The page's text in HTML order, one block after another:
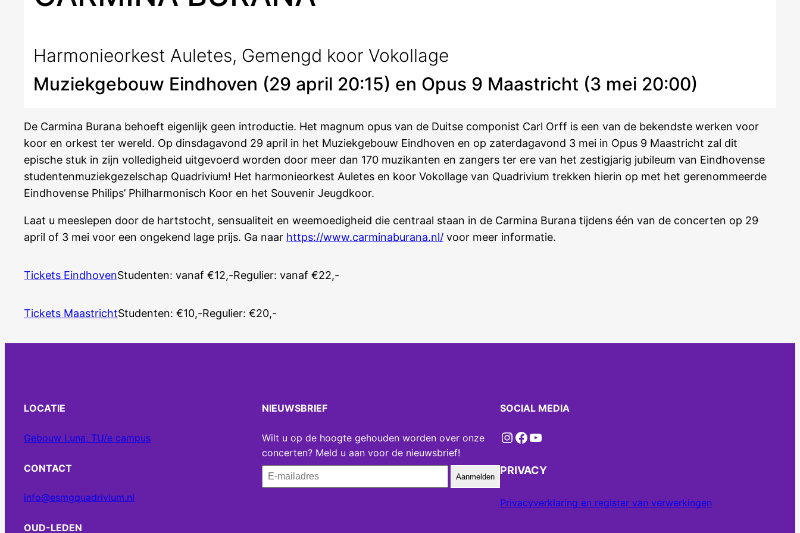
Harmonieorkest Auletes, Gemengd koor Vokollage
Muziekgebouw Eindhoven (29 april 20:15) en Opus 9 Maastricht (3 mei 20:00)
De Carmina Burana behoeft eigenlijk geen introductie. Het magnum opus van de Duitse componist Carl Orff is een van de bekendste werken voor
koor en orkest ter wereld. Op dinsdagavond 29 april in het Muziekgebouw Eindhoven en op zaterdagavond 3 mei in Opus 9 Maastricht zal dit
epische stuk in zijn volledigheid uitgevoerd worden door meer dan 170 muzikanten en zangers ter ere van het zestigjarig jubileum van Eindhovense
studentenmuziekgezelschap Quadrivium! Het harmonieorkest Auletes en koor Vokollage van Quadrivium trekken hierin op met het gerenommeerde
Eindhovense Philips’ Philharmonisch Koor en het Souvenir Jeugdkoor.
Laat u meeslepen door de hartstocht, sensualiteit en weemoedigheid die centraal staan in de Carmina Burana tijdens één van de concerten op 29
april of 3 mei voor een ongekend lage prijs. Ga naar https://www.carminaburana.nl/ voor meer informatie.
Tickets EindhovenStudenten: vanaf €12,-Regulier: vanaf €22,-
Tickets MaastrichtStudenten: €10,-Regulier: €20,-
LOCATIE
Gebouw Luna, TU/e campus
CONTACT
info@esmgquadrivium.nl
OUD-LEDEN
NIEUWSBRIEF
Wilt u op de hoogte gehouden worden over onze
concerten? Meld u aan voor de nieuwsbrief!
Aanmelden
SOCIAL MEDIA
Instagram Facebook YouTube
PRIVACY
Privacyverklaring en register van verwerkingen